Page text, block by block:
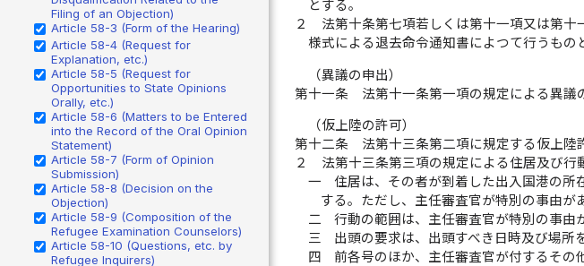
Filing of an Objection)
Article 58-3 (Form of the Hearing)
Article 58-4 (Request for
Explanation, etc.)
Article 58-5 (Request for
Opportunities to State Opinions
Orally, etc.)
Article 58-6 (Matters to be Entered
into the Record of the Oral Opinion
Statement)
Article 58-7 (Form of Opinion
Submission)
Article 58-8 (Decision on the
Objection)
Article 58-9 (Composition of the
Refugee Examination Counselors)
Article 58-10 (Questions, etc. by
Refugee Inquirers)
とする。
２
法第十条第七項若しくは第十一項又は第
様式による退去命令通知書によつて行うもの
（異議の申出）
第十一条
法第十一条第一項の規定による異議
（仮上陸の許可）
第十二条
法第十三条第二項に規定する仮上陸
２
法第十三条第三項の規定による住居及び行
一
住居は、その者が到着した出入国港の
する。ただし、主任審査官が特別の事由が
二
行動の範囲は、主任審査官が特別の事由
三
出頭の要求は、出頭すべき日時及び場所
四
前各号のほか、主任審査官が付するその